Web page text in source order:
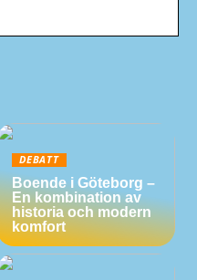
DEBATT
Boende i Göteborg –
En kombination av
historia och modern
komfort